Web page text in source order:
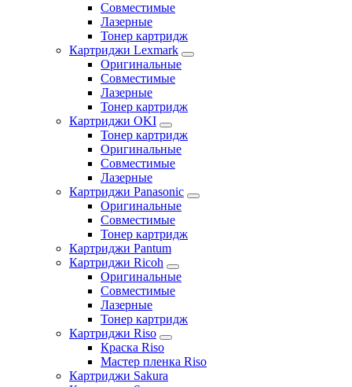
Совместимые
Лазерные
Тонер картридж
Картриджи Lexmark
Оригинальные
Совместимые
Лазерные
Тонер картридж
Картриджи OKI
Тонер картридж
Оригинальные
Совместимые
Лазерные
Картриджи Panasonic
Оригинальные
Совместимые
Тонер картридж
Картриджи Pantum
Картриджи Ricoh
Оригинальные
Совместимые
Лазерные
Тонер картридж
Картриджи Riso
Краска Riso
Мастер пленка Riso
Картриджи Sakura